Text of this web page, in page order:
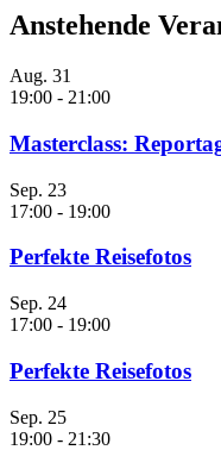
Anstehende
Aug. 31
19:00 - 21:00
Masterclass:
Sep. 23
17:00 - 19:00
Perfekte Reisefotos
Sep. 24
17:00 - 19:00
Perfekte Reisefotos
Sep. 25
19:00 - 21:30